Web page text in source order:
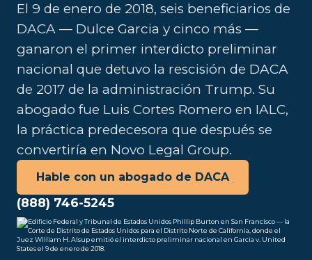
El 9 de enero de 2018, seis beneficiarios de
DACA — Dulce Garcia y cinco más —
ganaron el primer interdicto preliminar
nacional que detuvo la rescisión de DACA
de 2017 de la administración Trump. Su
abogado fue Luis Cortes Romero en IALC,
la práctica predecesora que después se
convertiría en Novo Legal Group.
Hable con un abogado de DACA
(888) 746-5245